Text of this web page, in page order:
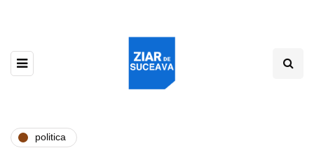
politica